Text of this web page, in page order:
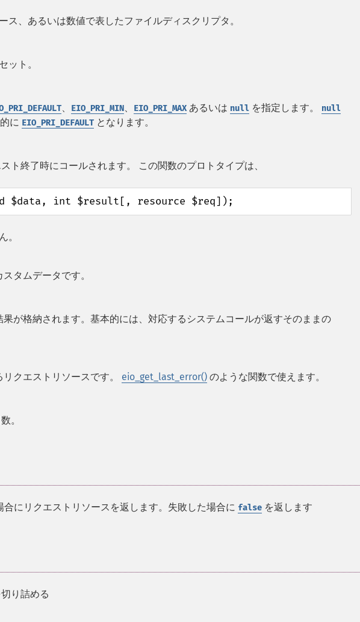
ス、あるいは数値で表したファイルディスクリプタ。
ット。
、 EIO_PRI_MIN、 EIO_PRI_MAXあるいは null を指定します。 null
に EIO_PRI_DEFAULT となります。
ト終了時にコールされます。 この関数のプロトタイプは、
$data, int $result[, resource $req]);
。
タムデータです。
が格納されます。基本的には、対応するシステムコールが返すそのままの
クエストリソースです。 eio_get_last_error() のような関数で使えます。
。
合にリクエストリソースを返します。失敗した場合に false を返します
り詰める